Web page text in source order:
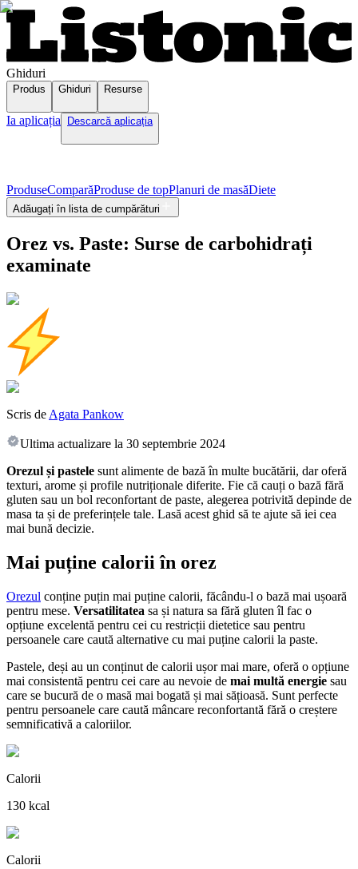
Ghiduri
Produs Ghiduri Resurse
Ia aplicația Descarcă aplicația
ProduseComparăProduse de topPlanuri de masăDiete
Adăugați în lista de cumpărături
Orez vs. Paste: Surse de carbohidrați
examinate
Scris de Agata Pankow
Ultima actualizare la 30 septembrie 2024
Orezul și pastele sunt alimente de bază în multe bucătării, dar oferă
texturi, arome și profile nutriționale diferite. Fie că cauți o bază fără
gluten sau un bol reconfortant de paste, alegerea potrivită depinde de
masa ta și de preferințele tale. Lasă acest ghid să te ajute să iei cea
mai bună decizie.
Mai puține calorii în orez
Orezul conține puțin mai puține calorii, făcându-l o bază mai ușoară
pentru mese. Versatilitatea sa și natura sa fără gluten îl fac o
opțiune excelentă pentru cei cu restricții dietetice sau pentru
persoanele care caută alternative cu mai puține calorii la paste.
Pastele, deși au un conținut de calorii ușor mai mare, oferă o opțiune
mai consistentă pentru cei care au nevoie de mai multă energie sau
care se bucură de o masă mai bogată și mai sățioasă. Sunt perfecte
pentru persoanele care caută mâncare reconfortantă fără o creștere
semnificativă a caloriilor.
Calorii
130 kcal
Calorii